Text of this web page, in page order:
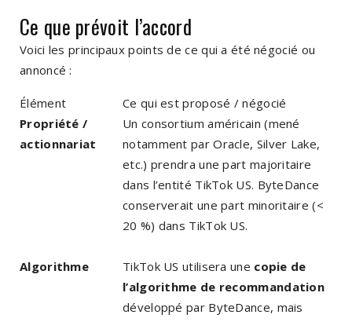
Ce que prévoit l’accord
Voici les principaux points de ce qui a été négocié ou
annoncé :
Élément
Ce qui est proposé / négocié
Propriété /
actionnariat
Un consortium américain (mené
notamment par Oracle, Silver Lake,
etc.) prendra une part majoritaire
dans l’entité TikTok US. ByteDance
conserverait une part minoritaire (<
20 %) dans TikTok US.
Algorithme TikTok US utilisera une copie de
l’algorithme de recommandation
développé par ByteDance, mais